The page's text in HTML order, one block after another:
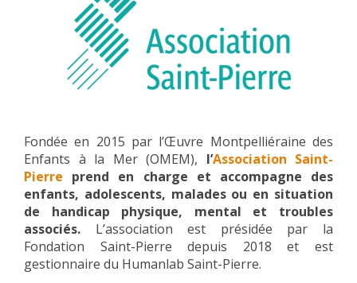
Fondée en 2015 par l’Œuvre Montpelliéraine des
Enfants à la Mer (OMEM), l’Association Saint-
Pierre prend en charge et accompagne des
enfants, adolescents, malades ou en situation
de handicap physique, mental et troubles
associés. L’association est présidée par la
Fondation Saint-Pierre depuis 2018 et est
gestionnaire du Humanlab Saint-Pierre.